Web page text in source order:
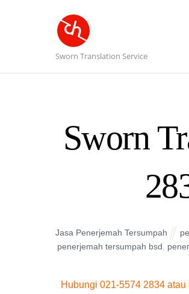
Sworn Translation Service
Sworn
Jasa Penerjemah Tersumpah
penerjemah tersumpah bsd
Hubungi 021-5574 2834